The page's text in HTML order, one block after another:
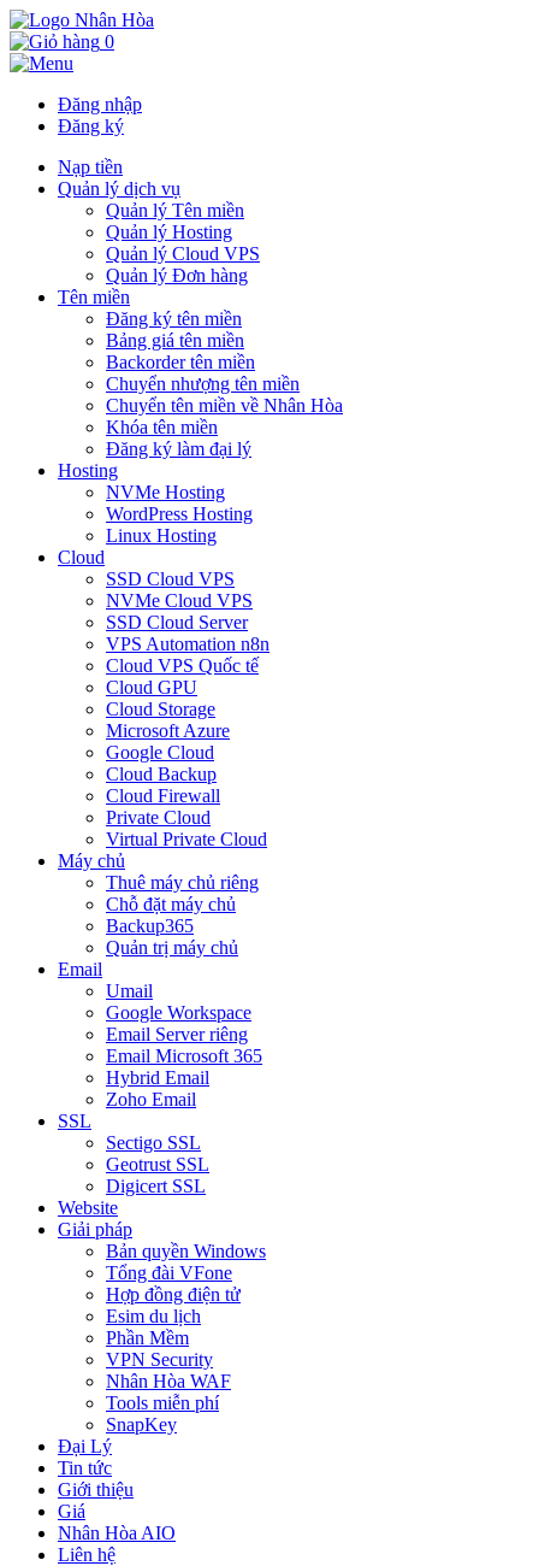
0
Đăng nhập
Đăng ký
Nạp tiền
Quản lý dịch vụ
Quản lý Tên miền
Quản lý Hosting
Quản lý Cloud VPS
Quản lý Đơn hàng
Tên miền
Đăng ký tên miền
Bảng giá tên miền
Backorder tên miền
Chuyển nhượng tên miền
Chuyển tên miền về Nhân Hòa
Khóa tên miền
Đăng ký làm đại lý
Hosting
NVMe Hosting
WordPress Hosting
Linux Hosting
Cloud
SSD Cloud VPS
NVMe Cloud VPS
SSD Cloud Server
VPS Automation n8n
Cloud VPS Quốc tế
Cloud GPU
Cloud Storage
Microsoft Azure
Google Cloud
Cloud Backup
Cloud Firewall
Private Cloud
Virtual Private Cloud
Máy chủ
Thuê máy chủ riêng
Chỗ đặt máy chủ
Backup365
Quản trị máy chủ
Email
Umail
Google Workspace
Email Server riêng
Email Microsoft 365
Hybrid Email
Zoho Email
SSL
Sectigo SSL
Geotrust SSL
Digicert SSL
Website
Giải pháp
Bản quyền Windows
Tổng đài VFone
Hợp đồng điện tử
Esim du lịch
Phần Mềm
VPN Security
Nhân Hòa WAF
Tools miễn phí
SnapKey
Đại Lý
Tin tức
Giới thiệu
Giá
Nhân Hòa AIO
Liên hệ